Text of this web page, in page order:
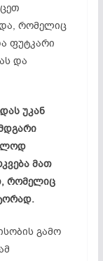
რომელიც
ფუტკარი
და
უკან
მათ
რომელიც
.
გამო